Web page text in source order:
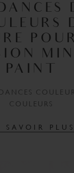
PAINT
COULEURS
SAVOIR PLUS